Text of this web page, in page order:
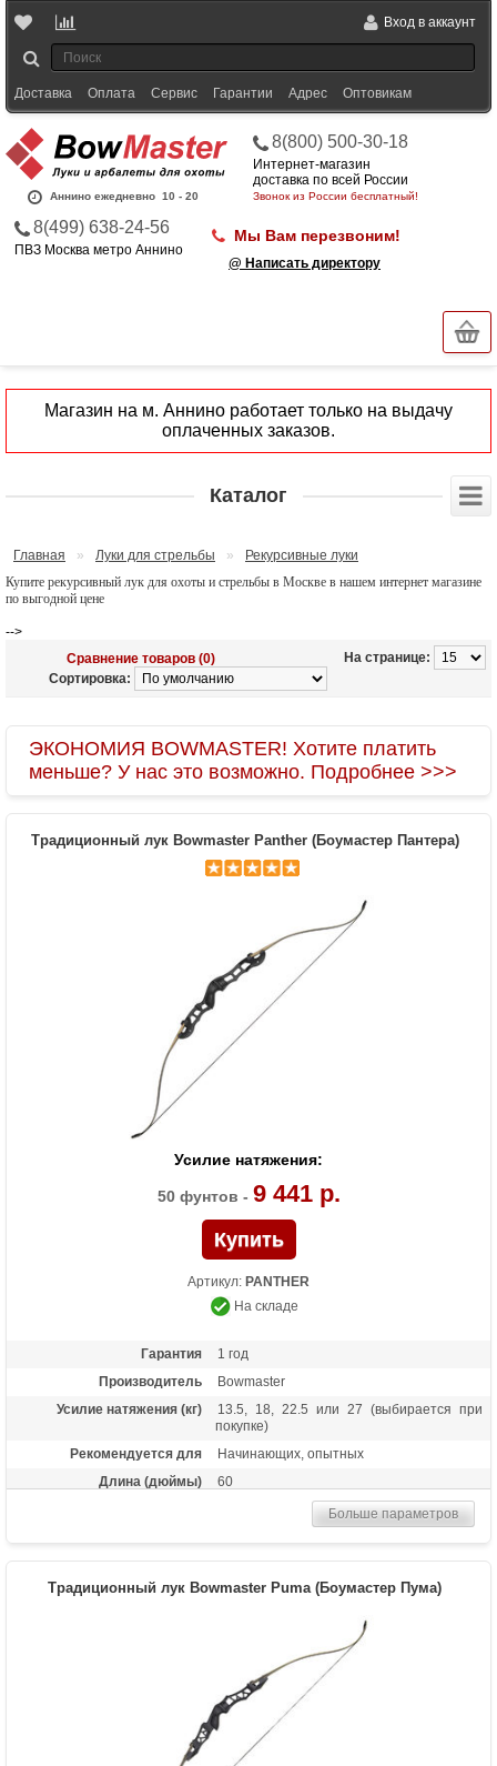
Вход в аккаунт
Доставка Оплата Сервис Гарантии Адрес Оптовикам
Аннино ежедневно 10 - 20
8(800) 500-30-18
Интернет-магазин
доставка по всей России
Звонок из России бесплатный!
8(499) 638-24-56
ПВЗ Москва метро Аннино
Мы Вам перезвоним!
@ Написать директору
Магазин на м. Аннино работает только на выдачу
оплаченных заказов.
Каталог
Главная » Луки для стрельбы »
Рекурсивные луки
Купите рекурсивный лук для охоты и стрельбы в Москве в нашем интернет магазине
по выгодной цене
-->
На странице:
Сравнение товаров (0)
Сортировка:
ЭКОНОМИЯ BOWMASTER! Хотите платить
меньше? У нас это возможно. Подробнее >>>
Традиционный лук Bowmaster Panther (Боумастер Пантера)
Усилие натяжения:
50 фунтов - 9 441 р.
Артикул: PANTHER
На складе
Гарантия
1 год
Производитель
Bowmaster
Усилие натяжения (кг)
13.5, 18, 22.5 или 27 (выбирается при
покупке)
Рекомендуется для
Начинающих, опытных
Длина (дюймы)
60
Лук, пластиковая полочка, тетива В50,
шестигранники
Материалы изделия
Рукоятка - алюминий, плечи - дерево с
ламинатом
Больше параметров
Традиционный лук Bowmaster Puma (Боумастер Пума)